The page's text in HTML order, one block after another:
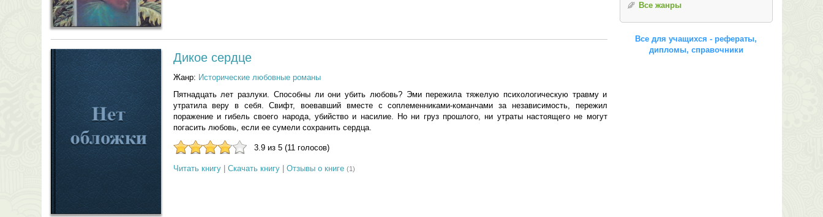
Дикое сердце
Жанр: Исторические любовные романы
Пятнадцать лет разлуки. Способны ли они убить любовь? Эми пережила тяжелую психологическую травму и
утратила веру в себя. Свифт, воевавший вместе с соплеменниками-команчами за независимость, пережил
поражение и гибель своего народа, убийство и насилие. Но ни груз прошлого, ни утраты настоящего не могут
погасить любовь, если ее сумели сохранить сердца.
3.9 из 5 (11 голосов)
Читать книгу| Скачать книгу| Отзывы о книге (1)
Все жанры
Все для учащихся - рефераты,
дипломы, справочники